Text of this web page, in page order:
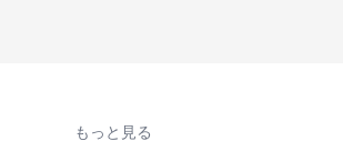
もっと見る